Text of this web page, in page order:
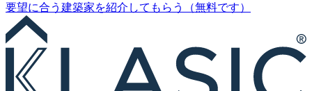
要望に合う 建築家を紹介 してもらう （無料です）